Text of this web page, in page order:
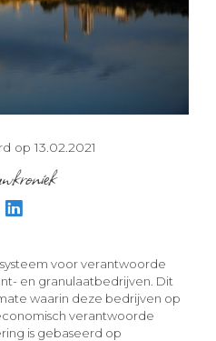
op 13.02.2021
voor verantwoorde
en granulaatbedrijven. Dit
waarin deze bedrijven op
verantwoorde
is gebaseerd op